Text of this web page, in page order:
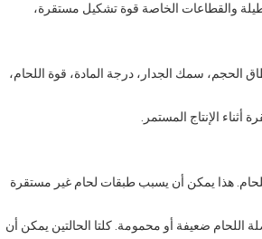
والقطاعات الخاصة قوة تشكيل مستقرة،
م/دقيقة وفقًا لشكل الأنبوب، نطاق الحجم، سمك الجدار، درجة المادة، قوة اللحام،
الإنتاج المستمر.
هذا يمكن أن يسبب طبقات لحام غير مستقرة
اللحام ضعيفة أو محمومة. كلتا الحالتين يمكن أن